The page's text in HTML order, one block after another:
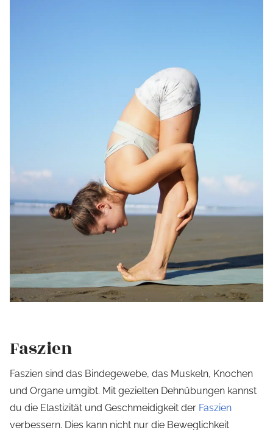
Faszien
Faszien sind das Bindegewebe, das Muskeln, Knochen
und Organe umgibt. Mit gezielten Dehnübungen kannst
du die Elastizität und Geschmeidigkeit der Faszien
verbessern. Dies kann nicht nur die Beweglichkeit